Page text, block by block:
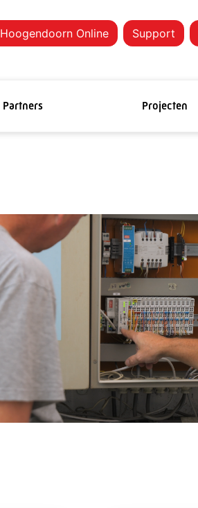
Hoogendoorn Online Support
Partners Projecten